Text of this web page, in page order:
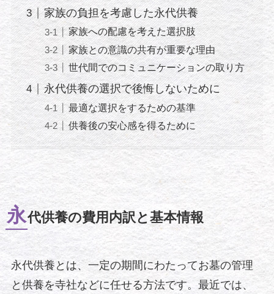
家族の負担を考慮した永代供養
家族への配慮を考えた選択肢
家族との意識の共有が重要な理由
世代間でのコミュニケーションの取り方
永代供養の選択で後悔しないために
最適な選択をするための基準
供養後の安心感を得るために
永代供養の費用内訳と基本情報
永代供養とは、一定の期間にわたってお墓の管理
と供養を寺社などに任せる方法です。最近では、